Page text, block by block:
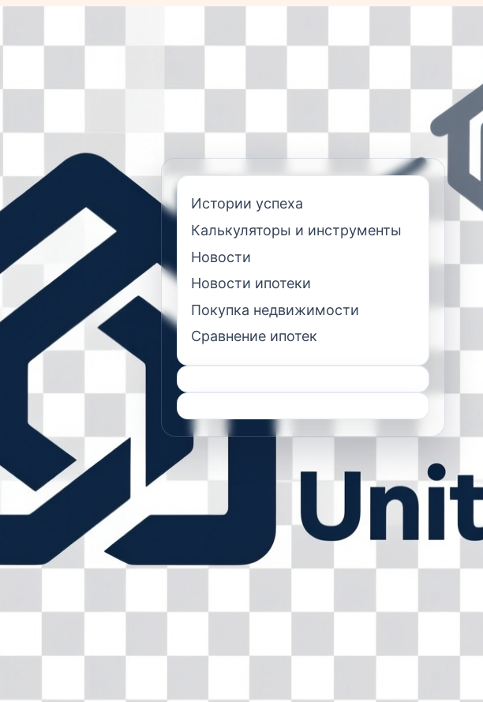
Истории успеха
Калькуляторы и инструменты
Новости
Новости ипотеки
Покупка недвижимости
Сравнение ипотек